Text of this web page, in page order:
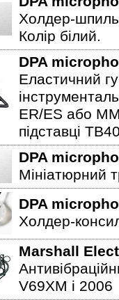
Холдер-
Колір білий.
DPA
Еластичний
ER/ES або
підставці
DPA
Мініатюрний
DPA
Холдер-
Marshall
V69XM і 2006